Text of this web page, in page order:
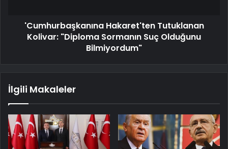
'Cumhurbaşkanına Hakaret'ten Tutuklanan
Kolivar: "Diploma Sormanın Suç Olduğunu
Bilmiyordum"
İlgili Makaleler